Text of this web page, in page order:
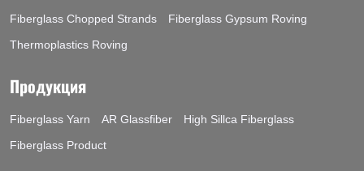
Fiberglass Chopped Strands
Fiberglass Gypsum Roving
Thermoplastics Roving
Продукция
Fiberglass Yarn AR Glassfiber
High Sillca Fiberglass
Fiberglass Product